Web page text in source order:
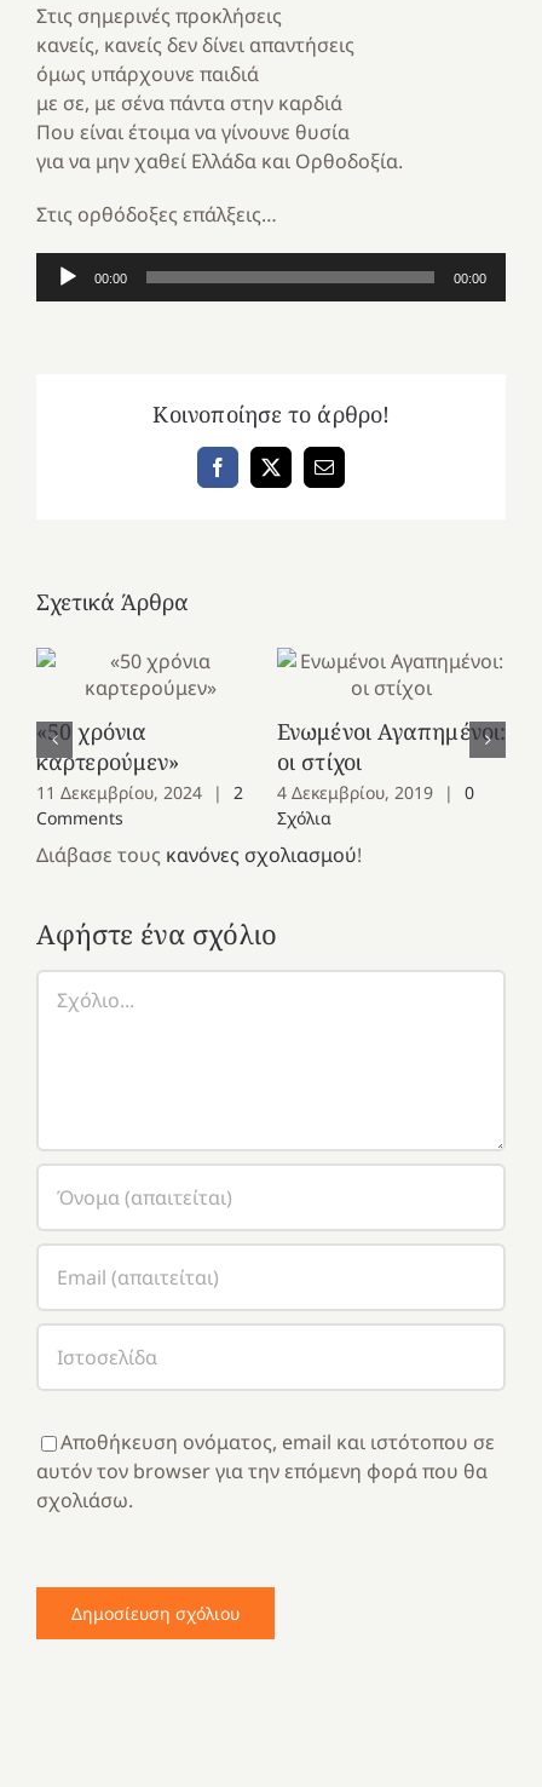
Στις σημερινές προκλήσεις
κανείς, κανείς δεν δίνει απαντήσεις
όμως υπάρχουνε παιδιά
με σε, με σένα πάντα στην καρδιά
Που είναι έτοιμα να γίνουνε θυσία
για να μην χαθεί Ελλάδα και Ορθοδοξία.
Στις ορθόδοξες επάλξεις…
Πρόγραμμα
Αναπαραγωγής
00:00 00:00
Κοινοποίησε το άρθρο!
Facebook
X Email
Σχετικά Άρθρα
«50 χρόνια
καρτερούμεν»
11 Δεκεμβρίου, 2024 |
2
Comments
Ενωμένοι Αγαπημένοι:
οι στίχοι
4 Δεκεμβρίου, 2019 |
0
Σχόλια
Διάβασε τους κανόνες σχολιασμού!
Αφήστε ένα σχόλιο
Αποθήκευση ονόματος, email και ιστότοπου σε
αυτόν τον browser για την επόμενη φορά που θα
σχολιάσω.